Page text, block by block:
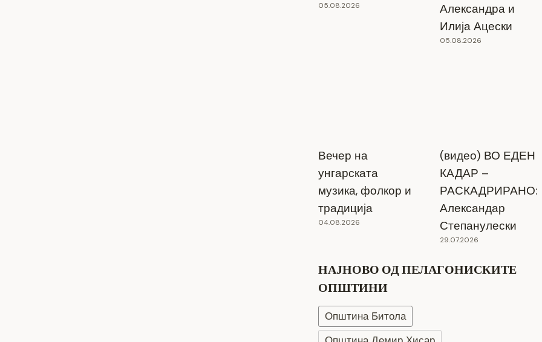
05.08.2026
Александра и
Илија Ацески
05.08.2026
Вечер на
унгарската
музика, фолкор и
традиција
04.08.2026
(видео) ВО ЕДЕН
КАДАР –
РАСКАДРИРАНО:
Александар
Степанулески
29.07.2026
НАЈНОВО ОД ПЕЛАГОНИСКИТЕ
ОПШТИНИ
Општина Битола